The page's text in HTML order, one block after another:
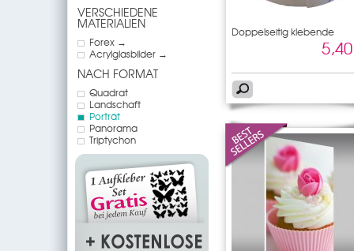
VERSCHIEDENE
MATERIALIEN
Forex →
Acrylglasbilder →
NACH FORMAT
Quadrat
Landschaft
Porträt
Panorama
Triptychon
Doppelseitig klebende